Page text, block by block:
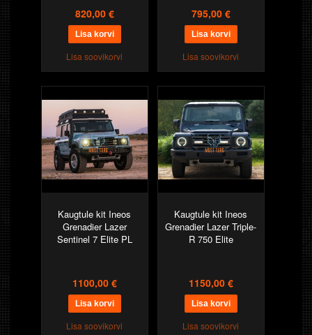
820,00 €
Lisa soovikorvi
795,00 €
Lisa soovikorvi
Kaugtule kit Ineos
Grenadier Lazer
Sentinel 7 Elite PL
1100,00 €
Lisa soovikorvi
Kaugtule kit Ineos
Grenadier Lazer Triple-
R 750 Elite
1150,00 €
Lisa soovikorvi